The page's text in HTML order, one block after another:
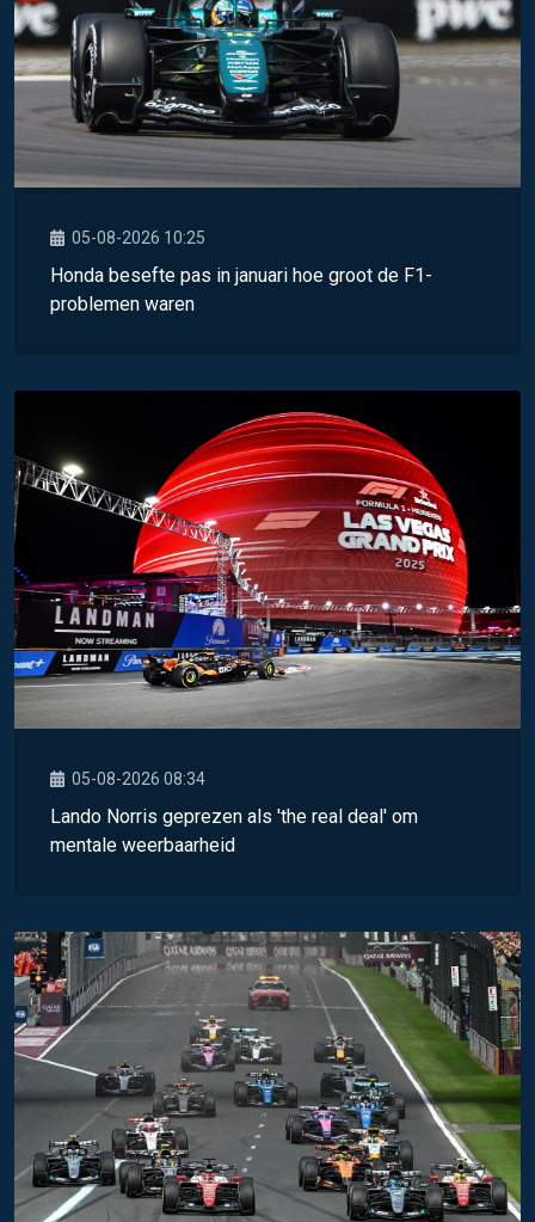
05-08-2026 10:25
Honda besefte pas in januari hoe groot de F1-
problemen waren
05-08-2026 08:34
Lando Norris geprezen als 'the real deal' om
mentale weerbaarheid